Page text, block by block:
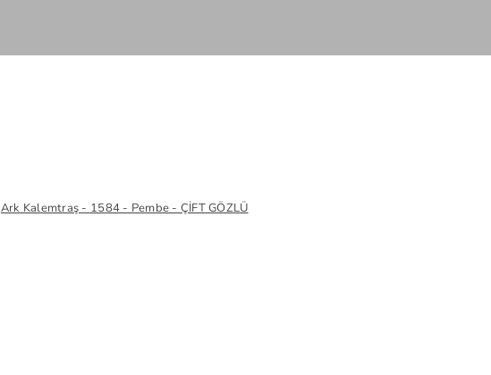
Ark Kalemtraş - 1584 - Pembe - ÇİFT GÖZLÜ